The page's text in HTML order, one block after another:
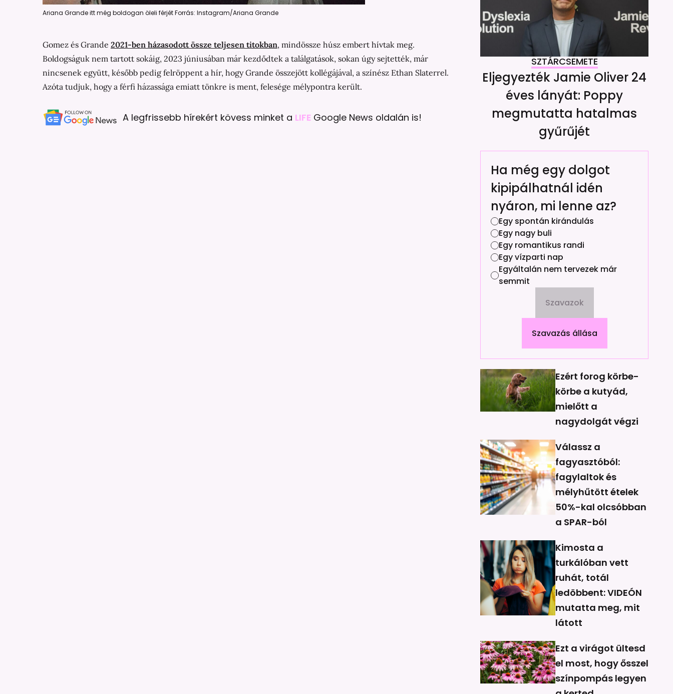
Ariana Grande itt még boldogan öleli férjét Forrás: Instagram/Ariana Grande
Gomez és Grande 2021-ben házasodott össze teljesen titokban, mindössze húsz embert hívtak meg.
Boldogságuk nem tartott sokáig, 2023 júniusában már kezdődtek a találgatások, sokan úgy sejtették, már
nincsenek együtt, később pedig felröppent a hír, hogy Grande összejött kollégájával, a színész Ethan Slaterrel.
Azóta tudjuk, hogy a férfi házassága emiatt tönkre is ment, felesége mélypontra került.
A legfrissebb hírekért kövess minket a LIFE Google News oldalán is!
SZTÁRCSEMETE
Eljegyezték Jamie Oliver 24
éves lányát: Poppy
megmutatta hatalmas
gyűrűjét
Ha még egy dolgot
kipipálhatnál idén
nyáron, mi lenne az?
Egy spontán kirándulás
Egy nagy buli
Egy romantikus randi
Egy vízparti nap
Egyáltalán nem tervezek már
semmit
Szavazok
Szavazás állása
Ezért forog körbe-
körbe a kutyád,
mielőtt a
nagydolgát végzi
Válassz a
fagyasztóból:
fagylaltok és
mélyhűtött ételek
50%-kal olcsóbban
a SPAR-ból
Kimosta a
turkálóban vett
ruhát, totál
ledöbbent: VIDEÓN
mutatta meg, mit
látott
Ezt a virágot ültesd
el most, hogy ősszel
színpompás legyen